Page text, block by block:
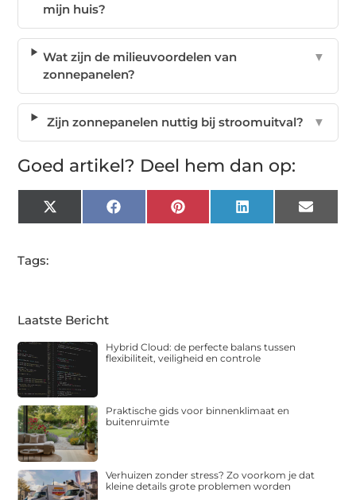
mijn huis?
Wat zijn de milieuvoordelen van
zonnepanelen?
▼
Zijn zonnepanelen nuttig bij stroomuitval? ▼
Goed artikel? Deel hem dan op:
X
(Twitter)
FacebookPinterest LinkedIn Email
Tags:
Laatste Bericht
Hybrid Cloud: de perfecte balans tussen
flexibiliteit, veiligheid en controle
Praktische gids voor binnenklimaat en
buitenruimte
Verhuizen zonder stress? Zo voorkom je dat
kleine details grote problemen worden